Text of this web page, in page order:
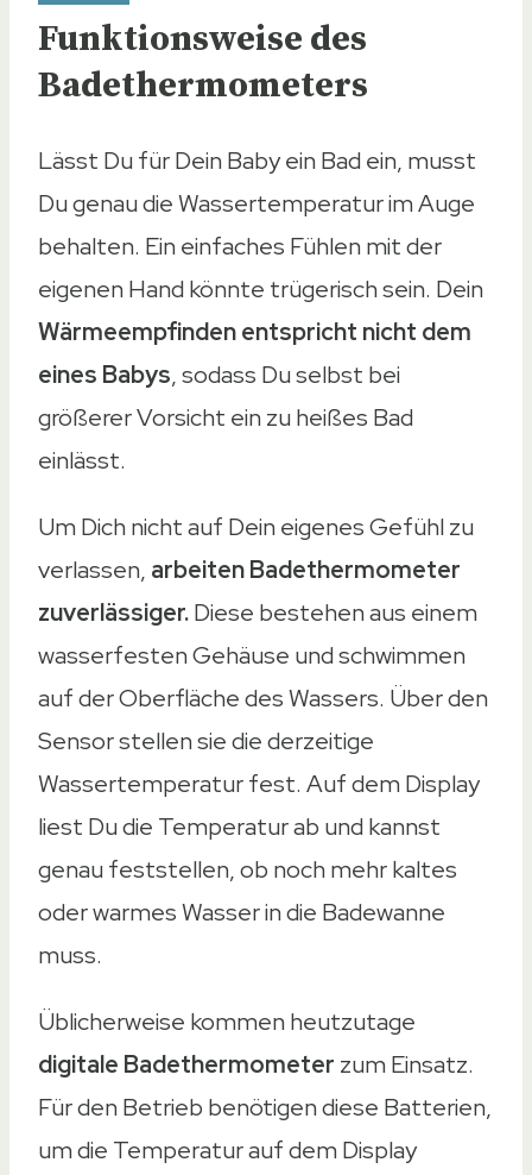
Nein
Alarmfunktion
Alarmfunktion
Nein
Nein
AmazonEbay
AmazonEbay
Amazon
AmazonEbay
AmazonEbay
Funktionsweise des
Badethermometers
Lässt Du für Dein Baby ein Bad ein, musst
Du genau die Wassertemperatur im Auge
behalten. Ein einfaches Fühlen mit der
eigenen Hand könnte trügerisch sein. Dein
Wärmeempfinden entspricht nicht dem
eines Babys, sodass Du selbst bei
größerer Vorsicht ein zu heißes Bad
einlässt.
Um Dich nicht auf Dein eigenes Gefühl zu
verlassen, arbeiten Badethermometer
zuverlässiger.Diese bestehen aus einem
wasserfesten Gehäuse und schwimmen
auf der Oberfläche des Wassers. Über den
Sensor stellen sie die derzeitige
Wassertemperatur fest. Auf dem Display
liest Du die Temperatur ab und kannst
genau feststellen, ob noch mehr kaltes
oder warmes Wasser in die Badewanne
muss.
Üblicherweise kommen heutzutage
digitale Badethermometer zum Einsatz.
Für den Betrieb benötigen diese Batterien,
um die Temperatur auf dem Display